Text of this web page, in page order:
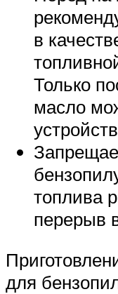
в
Только
масло
топлива
перерыв
для